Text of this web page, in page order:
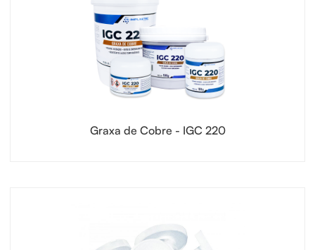
Graxa de Cobre - IGC 220